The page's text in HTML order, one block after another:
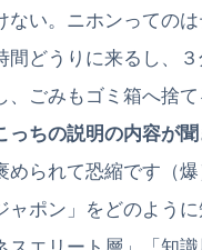
ない。ニホンっての
間どうりに来るし、
、ごみもゴミ箱へ捨
っちの説明の内容が
られて恐縮です（爆
ャポン」をどのよう